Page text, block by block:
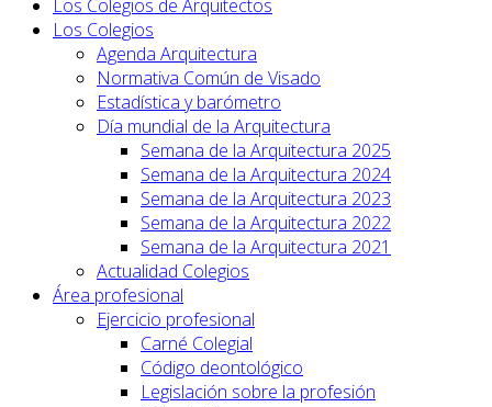
Los Colegios de Arquitectos
Los Colegios
Agenda Arquitectura
Normativa Común de Visado
Estadística y barómetro
Día mundial de la Arquitectura
Semana de la Arquitectura 2025
Semana de la Arquitectura 2024
Semana de la Arquitectura 2023
Semana de la Arquitectura 2022
Semana de la Arquitectura 2021
Actualidad Colegios
Área profesional
Ejercicio profesional
Carné Colegial
Código deontológico
Legislación sobre la profesión